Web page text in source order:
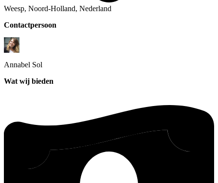
Weesp, Noord-Holland, Nederland
Contactpersoon
Annabel Sol
Wat wij bieden